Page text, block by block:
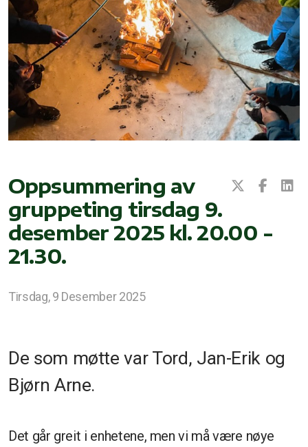
Oppsummering av
gruppeting tirsdag 9.
desember 2025 kl. 20.00 -
21.30.
Tirsdag, 9 Desember 2025
De som møtte var Tord, Jan-Erik og
Bjørn Arne.
Det går greit i enhetene, men vi må være nøye
Styret
Bli med